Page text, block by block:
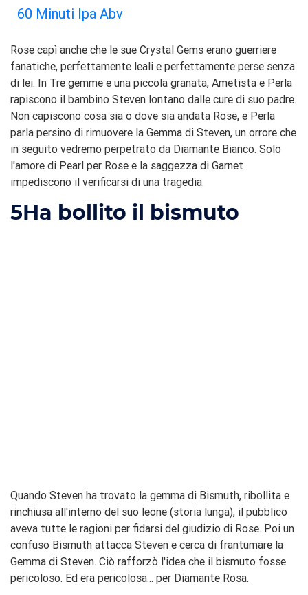
60 Minuti Ipa Abv
Rose capì anche che le sue Crystal Gems erano guerriere
fanatiche, perfettamente leali e perfettamente perse senza
di lei. In Tre gemme e una piccola granata, Ametista e Perla
rapiscono il bambino Steven lontano dalle cure di suo padre.
Non capiscono cosa sia o dove sia andata Rose, e Perla
parla persino di rimuovere la Gemma di Steven, un orrore che
in seguito vedremo perpetrato da Diamante Bianco. Solo
l'amore di Pearl per Rose e la saggezza di Garnet
impediscono il verificarsi di una tragedia.
5Ha bollito il bismuto
Quando Steven ha trovato la gemma di Bismuth, ribollita e
rinchiusa all'interno del suo leone (storia lunga), il pubblico
aveva tutte le ragioni per fidarsi del giudizio di Rose. Poi un
confuso Bismuth attacca Steven e cerca di frantumare la
Gemma di Steven. Ciò rafforzò l'idea che il bismuto fosse
pericoloso. Ed era pericolosa... per Diamante Rosa.